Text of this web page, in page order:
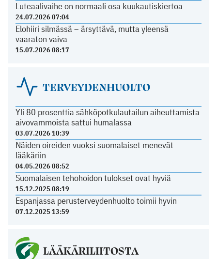
Luteaalivaihe on normaali osa kuukautiskiertoa
24.07.2026 07:04
Elohiiri silmässä – ärsyttävä, mutta yleensä
vaaraton vaiva
15.07.2026 08:17
TERVEYDENHUOLTO
Yli 80 prosenttia sähköpotkulautailun aiheuttamista
aivovammoista sattui humalassa
03.07.2026 10:39
Näiden oireiden vuoksi suomalaiset menevät
lääkäriin
04.05.2026 08:52
Suomalaisen tehohoidon tulokset ovat hyviä
15.12.2025 08:19
Espanjassa perusterveydenhuolto toimii hyvin
07.12.2025 13:59
LÄÄKÄRILIITOSTA